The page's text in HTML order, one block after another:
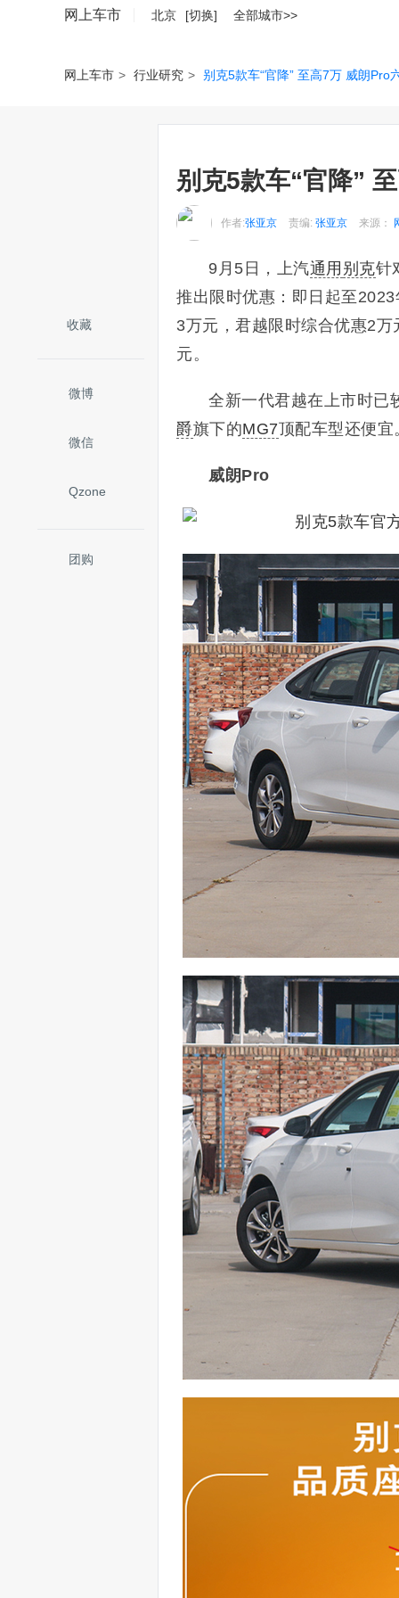
网上车市 北京 [切换] 全部城市>>
网上车市 > 行业研究 > 别克5款车“官降” 至高7万 威朗Pro
收藏
微博
微信
Qzone
团购
别克5款车“官降”
作者:张亚京 责编: 张亚京 来源：
9月5日，上汽通用 别克针
推出限时优惠：即日起至
3万元，君越限时综合优惠2
元。
全新一代君越在上市时已
爵旗下的MG7顶配车型还便
威朗Pro